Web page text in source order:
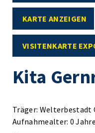
KARTE ANZEIGEN
VISITENKARTE
Kita
Träger: Welterbestadt
Aufnahmealter: 0